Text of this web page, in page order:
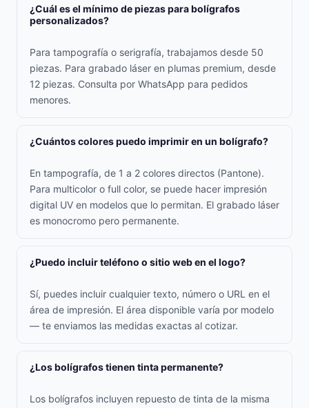
¿Cuál es el mínimo de piezas para bolígrafos
personalizados?
Para tampografía o serigrafía, trabajamos desde 50
piezas. Para grabado láser en plumas premium, desde
12 piezas. Consulta por WhatsApp para pedidos
menores.
¿Cuántos colores puedo imprimir en un bolígrafo?
En tampografía, de 1 a 2 colores directos (Pantone).
Para multicolor o full color, se puede hacer impresión
digital UV en modelos que lo permitan. El grabado láser
es monocromo pero permanente.
¿Puedo incluir teléfono o sitio web en el logo?
Sí, puedes incluir cualquier texto, número o URL en el
área de impresión. El área disponible varía por modelo
— te enviamos las medidas exactas al cotizar.
¿Los bolígrafos tienen tinta permanente?
Los bolígrafos incluyen repuesto de tinta de la misma